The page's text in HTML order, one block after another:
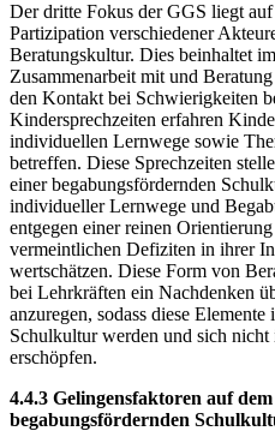
Der dritte Fokus der GGS liegt
Partizipation verschiedener
Beratungskultur. Dies beinhaltet
Zusammenarbeit mit und
den Kontakt bei Schwierigkeiten
Kindersprechzeiten erfahren
individuellen Lernwege sowie
betreffen. Diese Sprechzeiten
einer begabungsfördernden
individueller Lernwege und
entgegen einer reinen
vermeintlichen Defiziten in ihrer
wertschätzen. Diese Form von
bei Lehrkräften ein Nachdenken
anzuregen, sodass diese
Schulkultur werden und sich
erschöpfen.
4.4.3 Gelingensfaktoren auf
begabungsfördernden